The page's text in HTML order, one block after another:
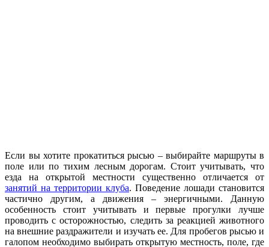
Если вы хотите прокатиться рысью – выбирайте маршруты в
поле или по тихим лесным дорогам. Стоит учитывать, что
езда на открытой местности существенно отличается от
занятий на территории клуба. Поведение лошади становится
частично другим, а движения – энергичными. Данную
особенность стоит учитывать и первые прогулки лучше
проводить с осторожностью, следить за реакцией животного
на внешние раздражители и изучать ее. Для пробегов рысью и
галопом необходимо выбирать открытую местность, поле, где